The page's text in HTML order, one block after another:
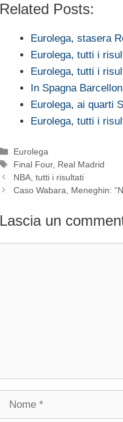
Related Posts:
Eurolega, stasera
Eurolega, tutti i
Eurolega, tutti i
In Spagna
Eurolega, ai quarti
Eurolega, tutti i
Categorie
Eurolega
Tag
Final Four, Real Madrid
NBA, tutti i risultati
Caso Wabara, Meneghin:
Lascia un
Nome